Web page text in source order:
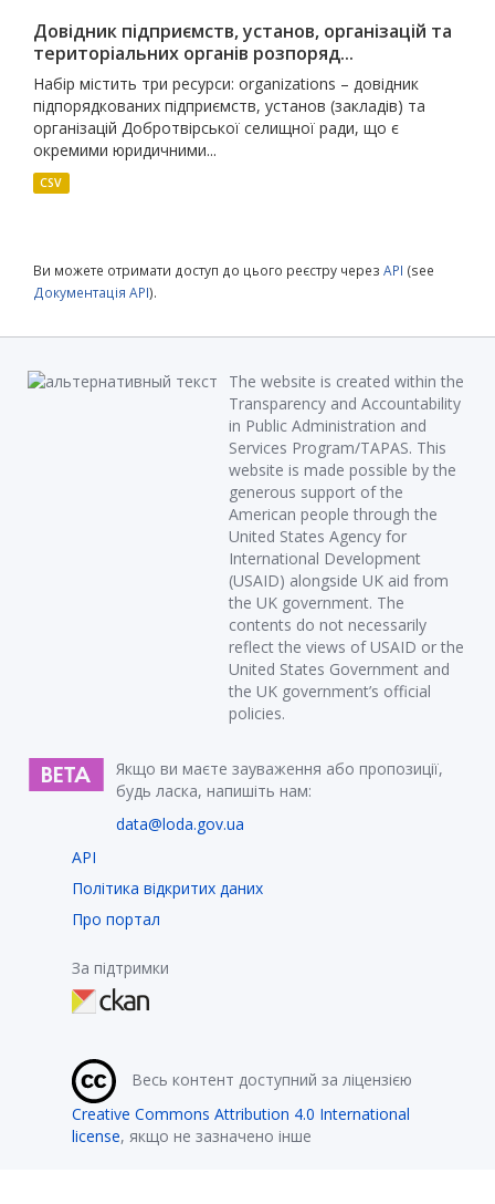
Довідник підприємств, установ, організацій та
територіальних органів розпоряд...
Набір містить три ресурси: organizations – довідник
підпорядкованих підприємств, установ (закладів) та
організацій Добротвірської селищної ради, що є
окремими юридичними...
CSV
Ви можете отримати доступ до цього реєстру через API (see
Документація API).
The website is created within the
Transparency and Accountability
in Public Administration and
Services Program/TAPAS. This
website is made possible by the
generous support of the
American people through the
United States Agency for
International Development
(USAID) alongside UK aid from
the UK government. The
contents do not necessarily
reflect the views of USAID or the
United States Government and
the UK government’s official
policies.
Якщо ви маєте зауваження або пропозиції,
будь ласка, напишіть нам:
data@loda.gov.ua
API
Політика відкритих даних
Про портал
За підтримки
Весь контент доступний за ліцензією
Creative Commons Attribution 4.0 International
license, якщо не зазначено інше